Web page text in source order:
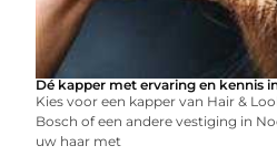
Dé kapper met ervaring en kennis
Kies voor een kapper van Hair &
Bosch of een andere vestiging in
uw haar met